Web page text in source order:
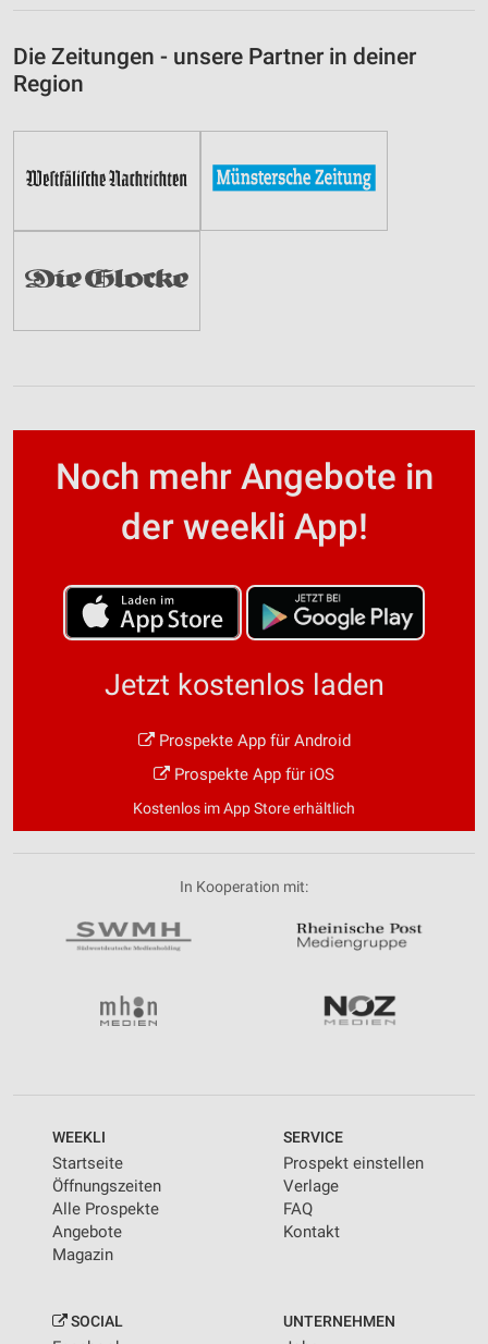
Die Zeitungen - unsere Partner in deiner
Region
Noch mehr Angebote in
der weekli App!
Jetzt kostenlos laden
Prospekte App für Android
Prospekte App für iOS
Kostenlos im App Store erhältlich
In Kooperation mit:
WEEKLI
Startseite
Öffnungszeiten
Alle Prospekte
Angebote
Magazin
SERVICE
Prospekt einstellen
Verlage
FAQ
Kontakt
SOCIAL UNTERNEHMEN